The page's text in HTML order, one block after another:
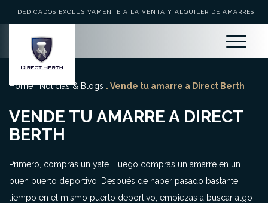
DEDICADOS EXCLUSIVAMENTE A LA VENTA Y ALQUILER DE AMARRES
Home.Noticias & Blogs . Vende tu amarre a Direct Berth
VENDE TU AMARRE A DIRECT
BERTH
Primero, compras un yate. Luego compras un amarre en un
buen puerto deportivo. Después de haber pasado bastante
tiempo en el mismo puerto deportivo, empiezas a buscar algo